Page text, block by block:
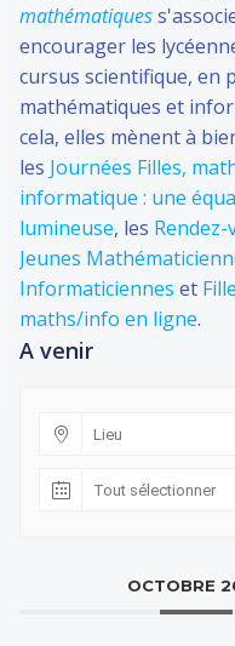
mathématiques
encourager les
cursus scientifique, en
mathématiques et
cela, elles mènent à
les Journées Filles,
informatique : une
lumineuse, les Rendez-
Jeunes
Informaticiennes et
maths/info en ligne.
A venir
OCTOBRE